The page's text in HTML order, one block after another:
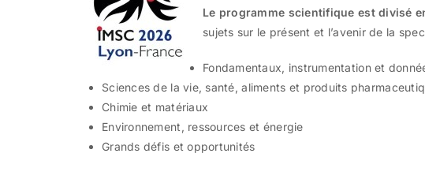
Le programme scientifique est divisé
sujets sur le présent et l’avenir de la
Fondamentaux, instrumentation et
Sciences de la vie, santé, aliments et produits
Chimie et matériaux
Environnement, ressources et énergie
Grands défis et opportunités